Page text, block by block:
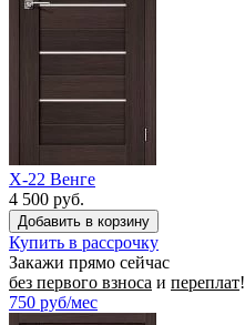
X-22 Венге
4 500 руб.
Купить в рассрочку
Закажи прямо сейчас
без первого взноса и переплат!
750 руб/мес